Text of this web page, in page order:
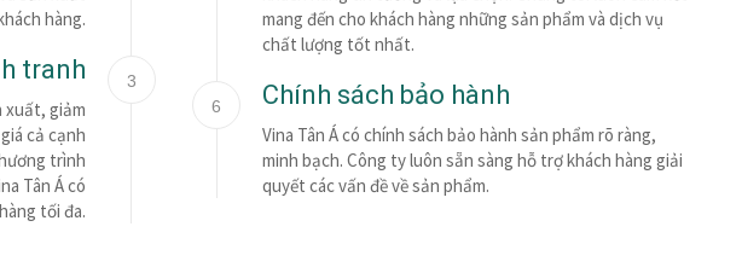
hàng.
3
tranh
xuất, giảm
cả cạnh
trình
Tân Á có
tối đa.
mang đến cho khách hàng những sản phẩm và dịch vụ
chất lượng tốt nhất.
6 Chính sách bảo hành
Vina Tân Á có chính sách bảo hành sản phẩm rõ ràng,
minh bạch. Công ty luôn sẵn sàng hỗ trợ khách hàng giải
quyết các vấn đề về sản phẩm.